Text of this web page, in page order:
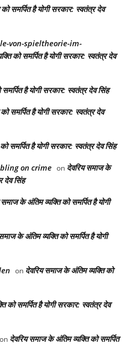
समर्पित है योगी सरकार: स्वतंत्र देव
von-spieltheorie-im-
को समर्पित है योगी सरकार: स्वतंत्र देव
है योगी सरकार: स्वतंत्र देव सिंह
समर्पित है योगी सरकार: स्वतंत्र देव
समर्पित है योगी सरकार: स्वतंत्र देव सिंह
on crime on देवरिय समाज के
देव सिंह
के अंतिम व्यक्ति को समर्पित है योगी
के अंतिम व्यक्ति को समर्पित है योगी
on देवरिय समाज के अंतिम व्यक्ति को
को समर्पित है योगी सरकार: स्वतंत्र देव
on देवरिय समाज के अंतिम व्यक्ति को समर्पित